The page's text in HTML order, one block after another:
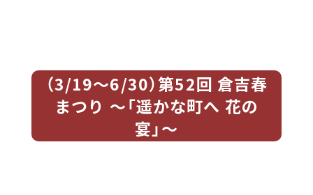
（3/19〜6/30）第52回 倉吉春
まつり 〜「遥かな町へ 花の
宴」〜